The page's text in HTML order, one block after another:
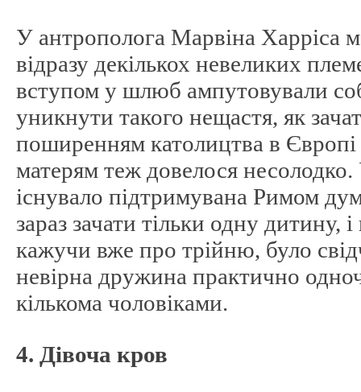
У антрополога Марвіна Харріса
відразу декількох невеликих
вступом у шлюб ампутовували
уникнути такого нещастя, як
поширенням католицтва в Європі
матерям теж довелося
існувало підтримувана Римом
зараз зачати тільки одну дитину,
кажучи вже про трійню, було
невірна дружина практично
кількома чоловіками.
4. Дівоча кров